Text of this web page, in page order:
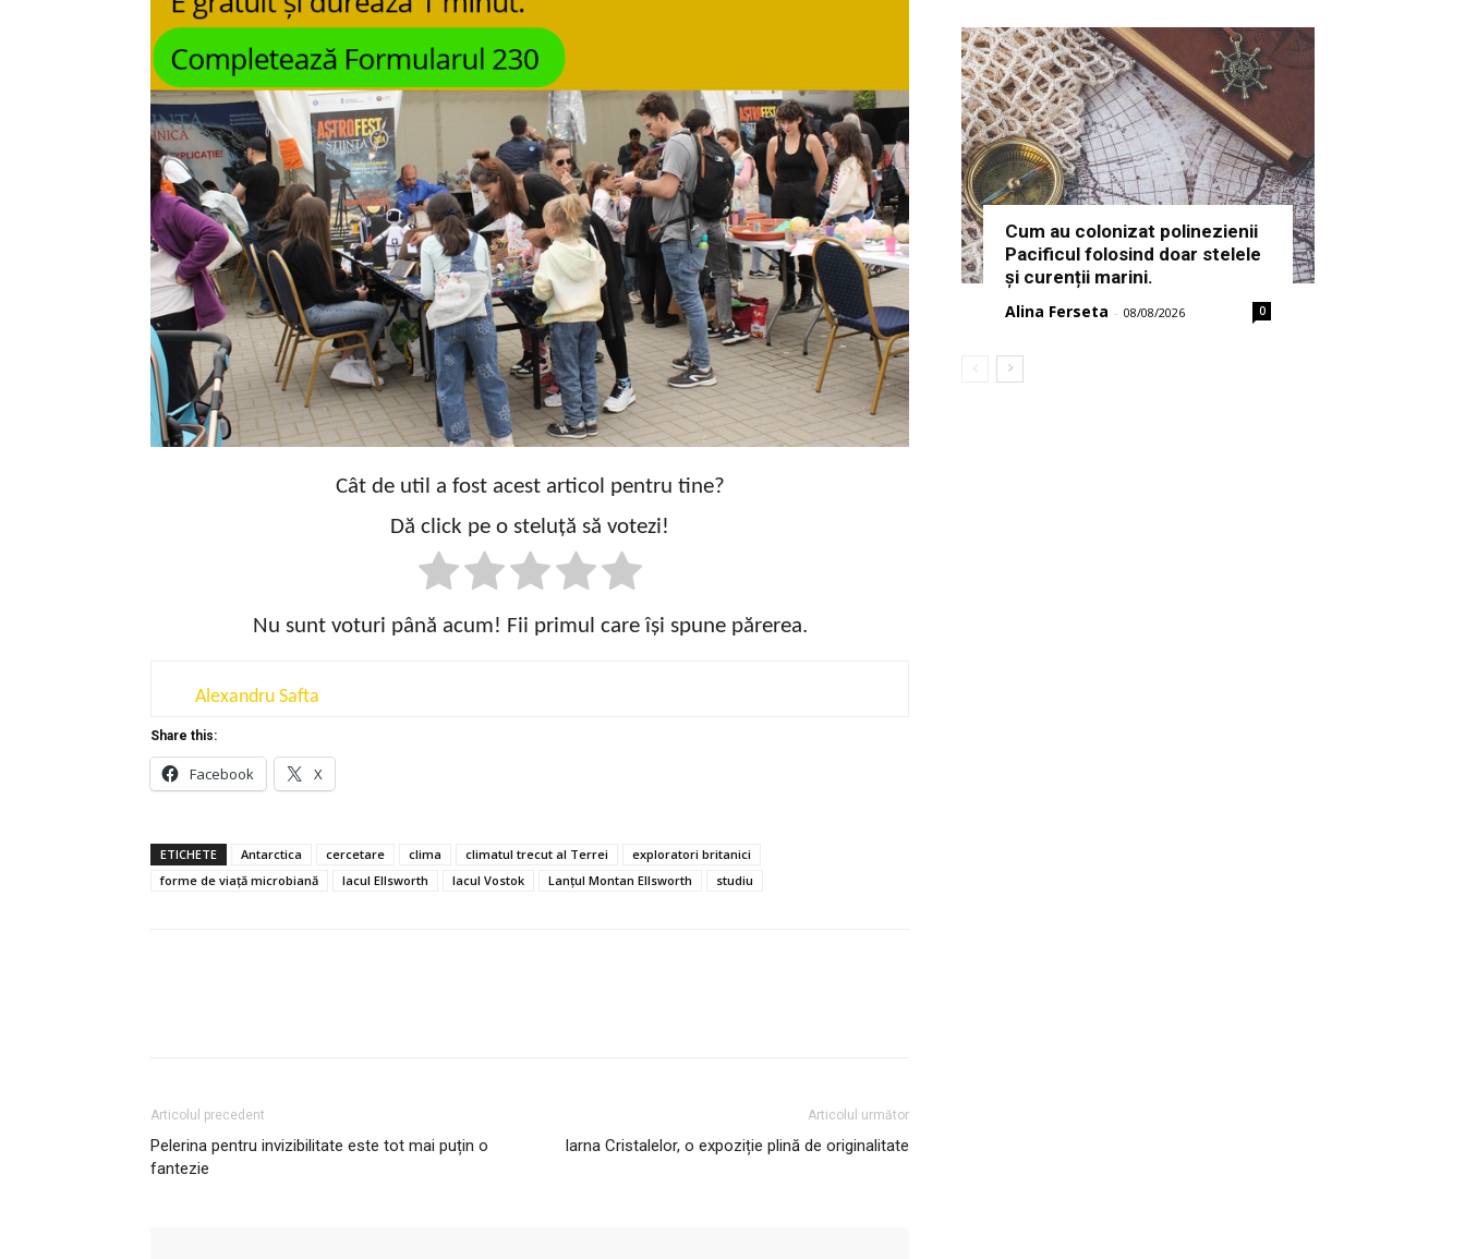
Cât de util a fost acest articol pentru tine?
Dă click pe o steluță să votezi!
Nu sunt voturi până acum! Fii primul care își spune părerea.
Alexandru Safta
Share this:
Facebook X
ETICHETE Antarctica cercetare clima climatul trecut al Terrei
exploratori britanici
forme de viață microbiană
lacul Ellsworth lacul Vostok Lanțul Montan Ellsworth studiu
Articolul precedent
Pelerina pentru invizibilitate este tot mai puțin o
fantezie
Articolul următor
Iarna Cristalelor, o expoziție plină de originalitate
Cum au colonizat polinezienii
Pacificul folosind doar stelele
și curenții marini.
Alina Ferseta - 08/08/2026 0